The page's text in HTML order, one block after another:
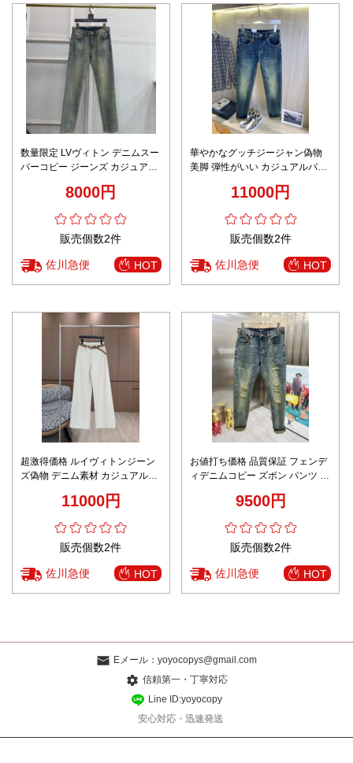
数量限定 LVヴィトン デニムスー
パーコピー ジーンズ カジュアル
8000円
販売個数2件
佐川急便 HOT
華やかなグッチジージャン偽物
美脚 弾性がいい カジュアルパン
11000円
販売個数2件
佐川急便 HOT
超激得価格 ルイヴィトンジーン
ズ偽物 デニム素材 カジュアルズ
11000円
販売個数2件
佐川急便 HOT
お値打ち価格 品質保証 フェンデ
ィデニムコピー ズボン パンツ 柔
9500円
販売個数2件
佐川急便 HOT
Eメール： yoyocopys@gmail.com
信頼第一・丁寧対応
Line ID:yoyocopy
安心対応・迅速発送